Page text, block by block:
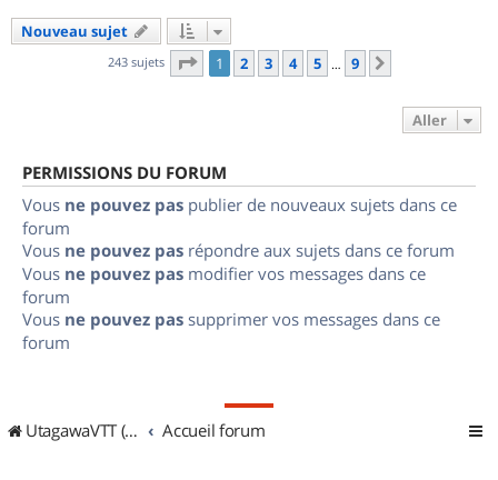
Nouveau sujet
243 sujets Page 1sur
1 2 3 4 5 … 9
Aller
PERMISSIONS DU FORUM
Vous ne pouvez pas publier de nouveaux sujets dans ce
forum
Vous ne pouvez pas répondre aux sujets dans ce forum
Vous ne pouvez pas modifier vos messages dans ce
forum
Vous ne pouvez pas supprimer vos messages dans ce
forum
UtagawaVTT (Randos VTT et VTTAE avec traces GPS) Accueil forum